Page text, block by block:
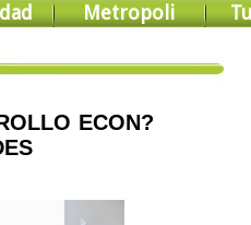
Metropoli
ECON?